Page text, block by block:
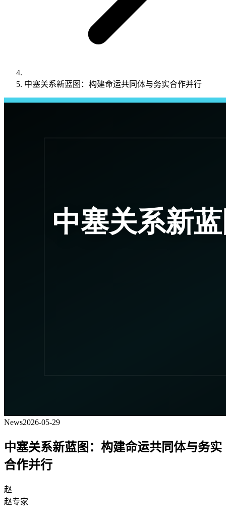
中塞关系新蓝图：构建命运共同体与务实合作并行
News2026-05-29
中塞关系新蓝图：构建命运共同体与务实
合作并行
赵
赵专家